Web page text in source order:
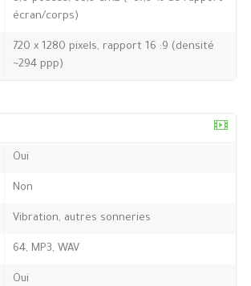
écran/corps)
720 x 1280 pixels, rapport 16 :9 (densité
~294 ppp)
Oui
Non
Vibration, autres sonneries
64, MP3, WAV
Oui